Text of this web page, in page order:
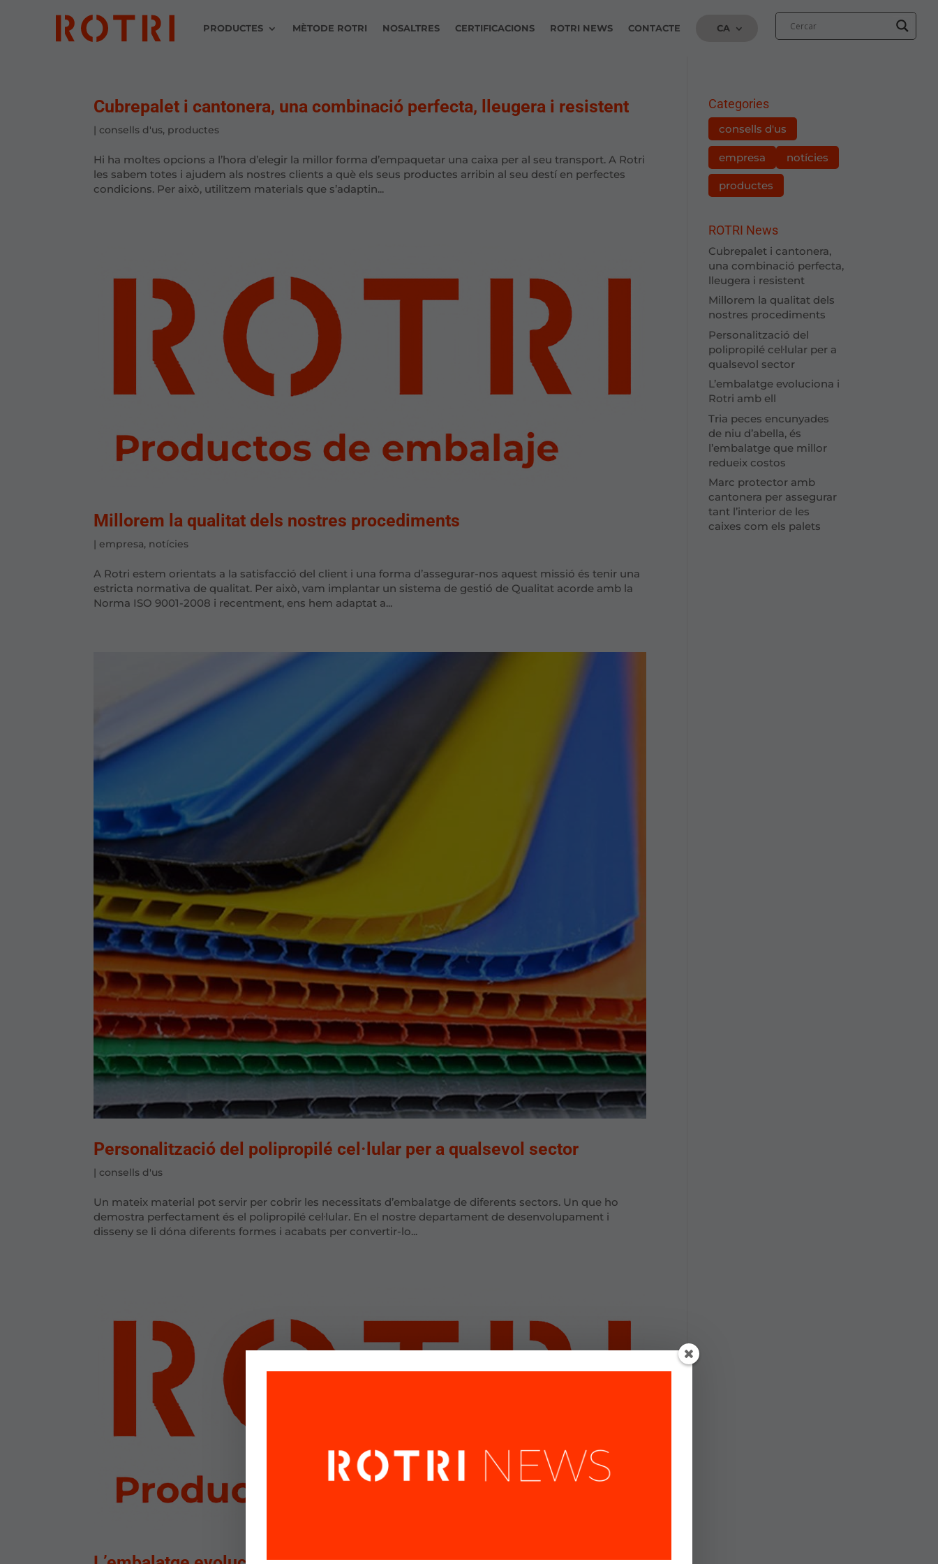
PRODUCTES MÈTODE ROTRI NOSALTRES CERTIFICACIONS ROTRI NEWS CONTACTE CA
Cubrepalet i cantonera, una combinació perfecta, lleugera i resistent
| consells d'us, productes
Hi ha moltes opcions a l’hora d’elegir la millor forma d’empaquetar una caixa per al seu transport. A Rotri
les sabem totes i ajudem als nostres clients a què els seus productes arribin al seu destí en perfectes
condicions. Per això, utilitzem materials que s’adaptin...
Millorem la qualitat dels nostres procediments
| empresa, notícies
A Rotri estem orientats a la satisfacció del client i una forma d’assegurar-nos aquest missió és tenir una
estricta normativa de qualitat. Per això, vam implantar un sistema de gestió de Qualitat acorde amb la
Norma ISO 9001-2008 i recentment, ens hem adaptat a...
Personalització del polipropilé cel·lular per a qualsevol sector
| consells d'us
Un mateix material pot servir per cobrir les necessitats d’embalatge de diferents sectors. Un que ho
demostra perfectament és el polipropilé cel·lular. En el nostre departament de desenvolupament i
disseny se li dóna diferents formes i acabats per convertir-lo...
Categories
consells d'us
empresa notícies
productes
ROTRI News
Cubrepalet i cantonera,
una combinació perfecta,
lleugera i resistent
Millorem la qualitat dels
nostres procediments
Personalització del
polipropilé cel·lular per a
qualsevol sector
L’embalatge evoluciona i
Rotri amb ell
Tria peces encunyades
de niu d’abella, és
l’embalatge que millor
redueix costos
Marc protector amb
cantonera per assegurar
tant l’interior de les
caixes com els palets